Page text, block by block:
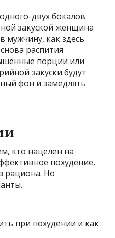
двух бокалов
закуской женщина
мужчину, как здесь
распития
порции или
закуски будут
фон и замедлять
кто нацелен на
похудение,
рациона. Но
при похудении и как